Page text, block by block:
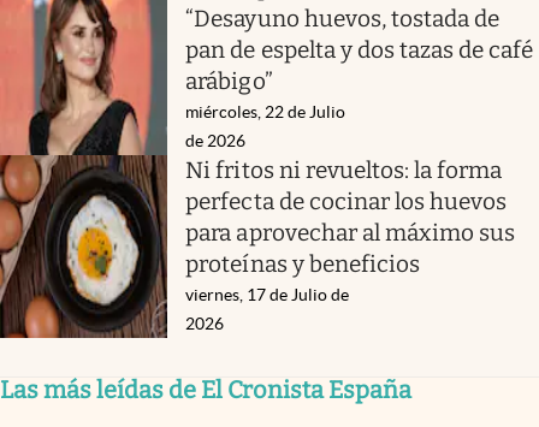
“Desayuno huevos, tostada de
pan de espelta y dos tazas de café
arábigo”
miércoles, 22 de Julio
de 2026
Ni fritos ni revueltos: la forma
perfecta de cocinar los huevos
para aprovechar al máximo sus
proteínas y beneficios
viernes, 17 de Julio de
2026
Las más leídas de El Cronista España